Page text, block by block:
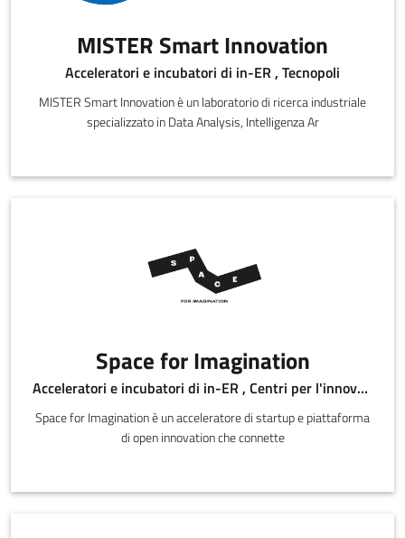
MISTER Smart Innovation
Acceleratori e incubatori di in-ER , Tecnopoli
MISTER Smart Innovation è un laboratorio di ricerca industriale
specializzato in Data Analysis, Intelligenza Ar
Space for Imagination
Acceleratori e incubatori di in-ER , Centri per l'innovazione
Space for Imagination è un acceleratore di startup e piattaforma
di open innovation che connette